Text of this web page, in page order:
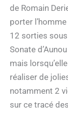
de Romain
porter
12 sorties
Sonate
mais
réaliser de
notamment 2
sur ce tracé